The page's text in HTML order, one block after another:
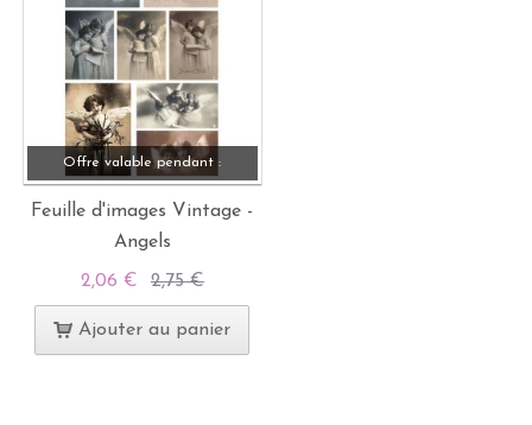
Offre valable pendant :
Feuille d'images Vintage -
Angels
2,06 € 2,75 €
Ajouter au panier